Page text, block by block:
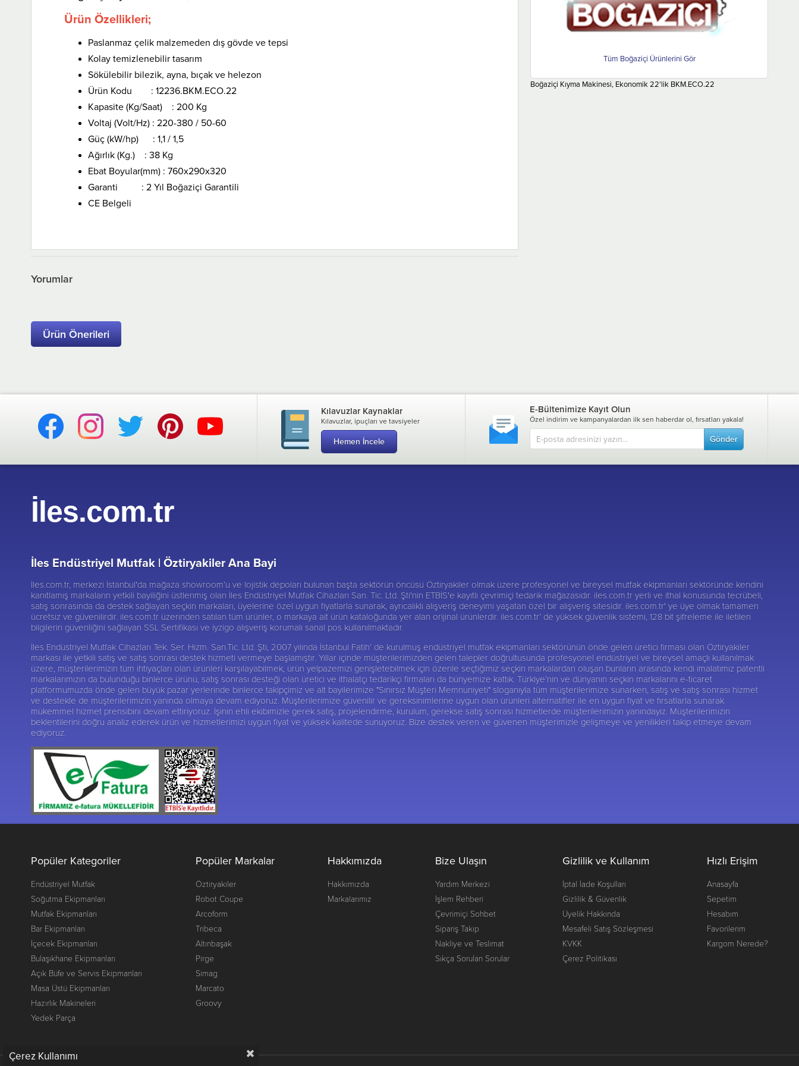
Ürün Özellikleri;
Paslanmaz çelik malzemeden dış gövde ve tepsi
Kolay temizlenebilir tasarım
Sökülebilir bilezik, ayna, bıçak ve helezon
Ürün Kodu : 12236.BKM.ECO.22
Kapasite (Kg/Saat) : 200 Kg
Voltaj (Volt/Hz) : 220-380 / 50-60
Güç (kW/hp) : 1,1 / 1,5
Ağırlık (Kg.) : 38 Kg
Ebat Boyular(mm) : 760x290x320
Garanti : 2 Yıl Boğaziçi Garantili
CE Belgeli
Yorumlar
Ürün Önerileri
Boğaziçi
Boğaziçi Kıyma Makinesi, Ekonomik 22'lik BKM.ECO.22
E-Bültenimize Kayıt Olun
Özel indirim ve kampanyalardan ilk sen haberdar ol, fırsatları yakala!
Gönder
Kılavuzlar Kaynaklar
Kılavuzlar, ipuçları ve tavsiyeler
Hemen İncele
İles.com.tr
İles Endüstriyel Mutfak | Öztiryakiler Ana Bayi
İles.com.tr, merkezi İstanbul'da mağaza showroom’u ve lojistik depoları bulunan başta sektörün öncüsü Öztiryakiler olmak üzere profesyonel ve bireysel mutfak ekipmanları sektöründe kendini
kanıtlamış markaların yetkili bayiliğini üstlenmiş olan İles Endüstriyel Mutfak Cihazları San. Tic. Ltd. Şti'nin ETBİS'e kayıtlı çevrimiçi tedarik mağazasıdır. iles.com.tr yerli ve ithal konusunda tecrübeli,
satış sonrasında da destek sağlayan seçkin markaları, üyelerine özel uygun fiyatlarla sunarak, ayrıcalıklı alışveriş deneyimi yaşatan özel bir alışveriş sitesidir. iles.com.tr' ye üye olmak tamamen
ücretsiz ve güvenilirdir. iles.com.tr üzerinden satılan tüm ürünler, o markaya ait ürün kataloğunda yer alan orijinal ürünlerdir. iles.com.tr’ de yüksek güvenlik sistemi, 128 bit şifreleme ile iletilen
bilgilerin güvenliğini sağlayan SSL Sertifikası ve iyzigo alışveriş korumalı sanal pos kullanılmaktadır.
İles Endüstriyel Mutfak Cihazları Tek. Ser. Hizm. San.Tic. Ltd. Şti, 2007 yılında İstanbul Fatih’ de kurulmuş endüstriyel mutfak ekipmanları sektörünün önde gelen üretici firması olan Öztiryakiler
markası ile yetkili satış ve satış sonrası destek hizmeti vermeye başlamıştır. Yıllar içinde müşterilerimizden gelen talepler doğrultusunda profesyonel endüstriyel ve bireysel amaçlı kullanılmak
üzere, müşterilerimizin tüm ihtiyaçları olan ürünleri karşılayabilmek, ürün yelpazemizi genişletebilmek için özenle seçtiğimiz seçkin markalardan oluşan bunların arasında kendi imalatımız patentli
markalarımızın da bulunduğu binlerce ürünü, satış sonrası desteği olan üretici ve ithalatçı tedarikçi firmaları da bünyemize kattık. Türkiye’nin ve dünyanın seçkin markalarını e-ticaret
platformumuzda önde gelen büyük pazar yerlerinde binlerce takipçimiz ve alt bayilerimize "Sınırsız Müşteri Memnuniyeti" sloganıyla tüm müşterilerimize sunarken, satış ve satış sonrası hizmet
ve destekle de müşterilerimizin yanında olmaya devam ediyoruz. Müşterilerimize güvenilir ve gereksinimlerine uygun olan ürünleri alternatifler ile en uygun fiyat ve fırsatlarla sunarak
mükemmel hizmet prensibini devam ettiriyoruz. İşinin ehli ekibimizle gerek satış, projelendirme, kurulum, gerekse satış sonrası hizmetlerde müşterilerimizin yanındayız. Müşterilerimizin
beklentilerini doğru analiz ederek ürün ve hizmetlerimizi uygun fiyat ve yüksek kalitede sunuyoruz. Bize destek veren ve güvenen müşterimizle gelişmeye ve yenilikleri takip etmeye devam
ediyoruz.
Popüler Kategoriler
Endüstriyel Mutfak
Soğutma Ekipmanları
Mutfak Ekipmanları
Bar Ekipmanları
İçecek Ekipmanları
Bulaşıkhane Ekipmanları
Açık Büfe ve Servis Ekipmanları
Masa Üstü Ekipmanları
Hazırlık Makineleri
Yedek Parça
Popüler Markalar
Öztiryakiler
Robot Coupe
Arcoform
Tribeca
Altınbaşak
Pirge
Simag
Marcato
Groovy
Hakkımızda
Hakkımızda
Markalarımız
Bize Ulaşın
Yardım Merkezi
İşlem Rehberi
Çevrimiçi Sohbet
Sipariş Takip
Nakliye ve Teslimat
Sıkça Sorulan Sorular
Gizlilik ve Kullanım
İptal İade Koşulları
Gizlilik & Güvenlik
Üyelik Hakkında
Mesafeli Satış Sözleşmesi
KVKK
Çerez Politikası
Hızlı Erişim
Anasayfa
Sepetim
Hesabım
Favorilerim
Kargom Nerede?
Çerez Kullanımı